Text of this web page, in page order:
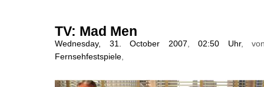
TV: Mad Men
Wednesday, 31. October 2007, 02:50 Uhr,
Fernsehfestspiele,